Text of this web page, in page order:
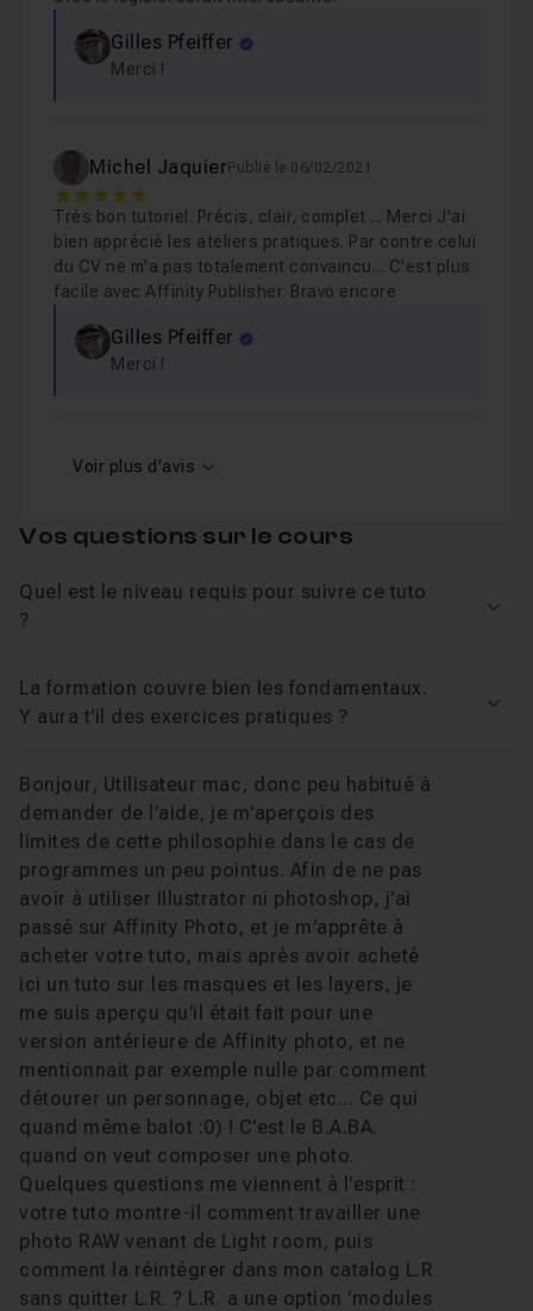
Chapitre 12 : Les masques
Chapitre 14 : Exercice pratique: Fusion HDR avancée
Chapitre 15 : Exercice pratique: Réaliser un
Chapitre 16 : Exercice pratique: Coloriser une
Chapitre 18 : Exercice pratique: Créer un CV
Chapitre 19 : Conclusion de la formation
Chapitre 20 : Bonus 13m15
Gilles Pfeiffer
Merci !
Michel Jaquier Publié le 06/02/2021
5
Très bon tutoriel. Précis, clair, complet ... Merci J'ai
bien apprécié les ateliers pratiques. Par contre celui
du CV ne m'a pas totalement convaincu... C'est plus
facile avec Affinity Publisher. Bravo encore
Gilles Pfeiffer
Merci !
Voir plus d'avis
Vos questions sur le cours
Quel est le niveau requis pour suivre ce tuto
?
La formation couvre bien les fondamentaux.
Y aura t'il des exercices pratiques ?
Bonjour, Utilisateur mac, donc peu habitué à
demander de l'aide, je m'aperçois des
limites de cette philosophie dans le cas de
programmes un peu pointus. Afin de ne pas
avoir à utiliser Illustrator ni photoshop, j'ai
passé sur Affinity Photo, et je m'apprête à
acheter votre tuto, mais après avoir acheté
ici un tuto sur les masques et les layers, je
me suis aperçu qu'il était fait pour une
version antérieure de Affinity photo, et ne
mentionnait par exemple nulle par comment
détourer un personnage, objet etc... Ce qui
quand même balot :0) ! C'est le B.A.BA.
quand on veut composer une photo.
Quelques questions me viennent à l'esprit :
votre tuto montre-il comment travailler une
photo RAW venant de Light room, puis
comment la réintégrer dans mon catalog L.R
sans quitter L.R. ? L.R. a une option 'modules